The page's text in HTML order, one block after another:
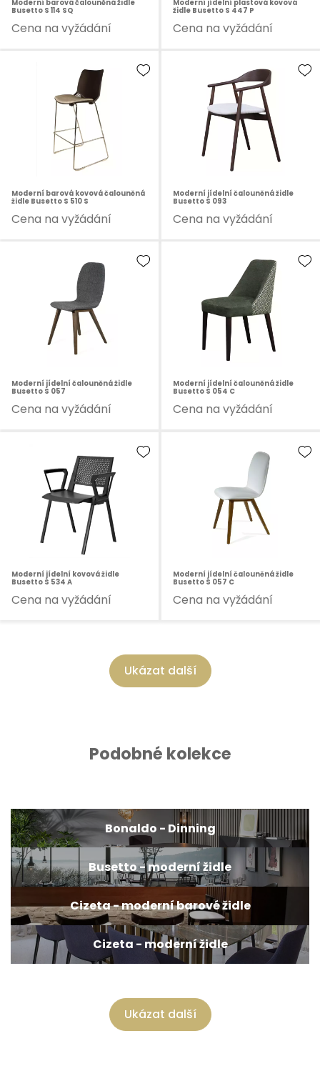
Moderní barová čalouněná židle
Busetto S 114 SQ
Cena na vyžádání
Moderní jídelní plastová kovová
židle Busetto S 447 P
Cena na vyžádání
Moderní barová kovová čalouněná
židle Busetto S 510 S
Cena na vyžádání
Moderní jídelní čalouněná židle
Busetto S 093
Cena na vyžádání
Moderní jídelní čalouněná židle
Busetto S 057
Cena na vyžádání
Moderní jídelní čalouněná židle
Busetto S 054 C
Cena na vyžádání
Moderní jídelní kovová židle
Busetto S 534 A
Cena na vyžádání
Moderní jídelní čalouněná židle
Busetto S 057 C
Cena na vyžádání
Ukázat další
Podobné kolekce
Bonaldo - Dinning
Busetto - moderní židle
Cizeta - moderní barové židle
Cizeta - moderní židle
Ukázat další